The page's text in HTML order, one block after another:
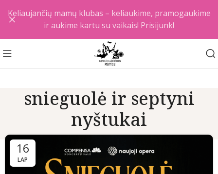
snieguolė ir septyni
nyštukai
16
LAP
Keliaujančių mamų klubas – keliaukime, pramogaukime
ir aukime kartu su vaikais! Prisijunk!